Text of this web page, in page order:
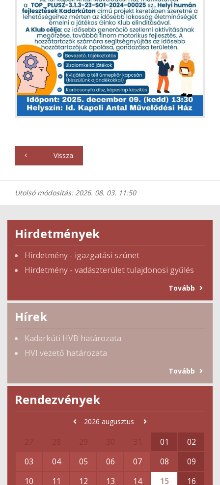
Vissza
Utolsó módosítás: 2026. 08. 03. 11:50
Hirdetmények
Hirdetmény - igazgatási szünet
Hirdetmény - vadászterület tulajdonosi gyűlés
Tovább
Hírek
Kadarkúti HVB határozata
HVI vezető határozata
Tovább
Rendezvények
2026 augusztus
01
02
03
04 05 06 07 08
09
10
11 12 13 14 15
16